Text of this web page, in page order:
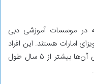
در موسسات آموزشی دبی
امارات هستند. این افراد
اگر در مراکزی ثبت‌نام کنند که دوره آموزشی آن‌ها بیشتر از ۵ سال طول